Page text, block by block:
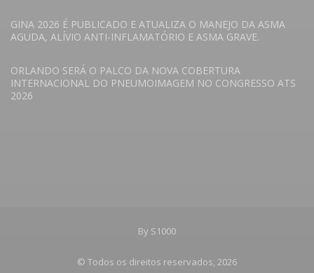
GINA 2026 É PUBLICADO E ATUALIZA O MANEJO DA ASMA
AGUDA, ALÍVIO ANTI-INFLAMATÓRIO E ASMA GRAVE.
ORLANDO SERÁ O PALCO DA NOVA COBERTURA
INTERNACIONAL DO PNEUMOIMAGEM NO CONGRESSO ATS
2026
By S1000
© Todos os direitos reservados, 2026